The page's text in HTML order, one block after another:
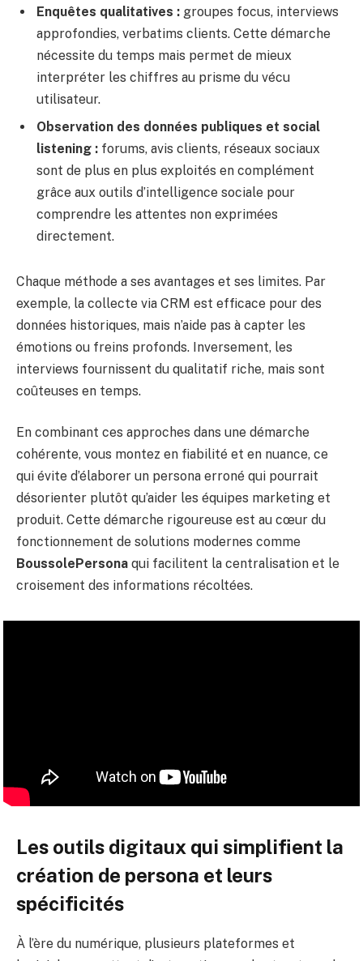
Enquêtes qualitatives : groupes focus, interviews
approfondies, verbatims clients. Cette démarche
nécessite du temps mais permet de mieux
interpréter les chiffres au prisme du vécu
utilisateur.
Observation des données publiques et social
listening : forums, avis clients, réseaux sociaux
sont de plus en plus exploités en complément
grâce aux outils d’intelligence sociale pour
comprendre les attentes non exprimées
directement.
Chaque méthode a ses avantages et ses limites. Par
exemple, la collecte via CRM est efficace pour des
données historiques, mais n’aide pas à capter les
émotions ou freins profonds. Inversement, les
interviews fournissent du qualitatif riche, mais sont
coûteuses en temps.
En combinant ces approches dans une démarche
cohérente, vous montez en fiabilité et en nuance, ce
qui évite d’élaborer un persona erroné qui pourrait
désorienter plutôt qu’aider les équipes marketing et
produit. Cette démarche rigoureuse est au cœur du
fonctionnement de solutions modernes comme
BoussolePersona qui facilitent la centralisation et le
croisement des informations récoltées.
Les outils digitaux qui simplifient la
création de persona et leurs
spécificités
À l’ère du numérique, plusieurs plateformes et